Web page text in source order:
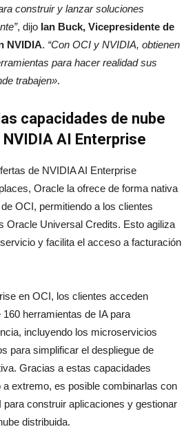
construir y lanzar soluciones
, dijo Ian Buck, Vicepresidente de
NVIDIA. “Con OCI y NVIDIA, obtienen
para hacer realidad sus
trabajen».
capacidades de nube
AI Enterprise
de NVIDIA AI Enterprise
Oracle la ofrece de forma nativa
OCI, permitiendo a los clientes
Oracle Universal Credits. Esto agiliza
y facilita el acceso a facturación
en OCI, los clientes acceden
herramientas de IA para
incluyendo los microservicios
para simplificar el despliegue de
Gracias a estas capacidades
a extremo, es posible combinarlas con
construir aplicaciones y gestionar
distribuida.